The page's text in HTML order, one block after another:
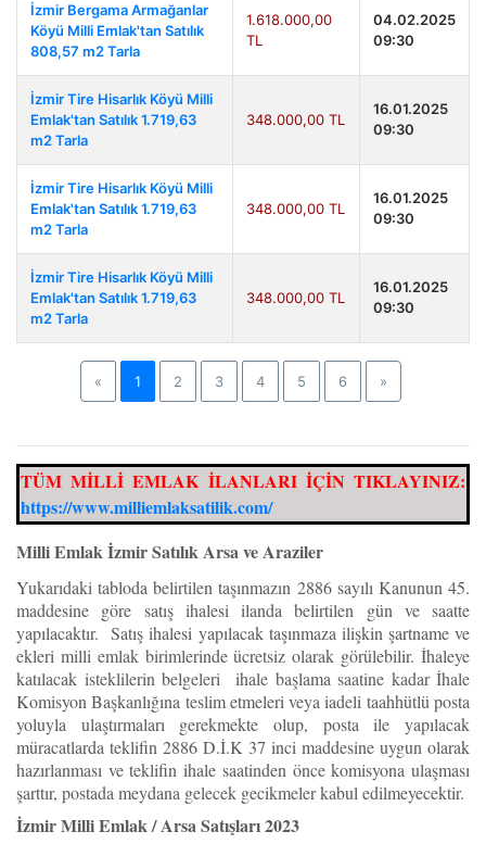
İzmir Bergama Armağanlar
Köyü Milli Emlak'tan Satılık
808,57 m2 Tarla
1.618.000,00
TL
04.02.2025
09:30
İzmir Tire Hisarlık Köyü Milli
Emlak'tan Satılık 1.719,63
m2 Tarla
348.000,00 TL
16.01.2025
09:30
İzmir Tire Hisarlık Köyü Milli
Emlak'tan Satılık 1.719,63
m2 Tarla
348.000,00 TL
16.01.2025
09:30
İzmir Tire Hisarlık Köyü Milli
Emlak'tan Satılık 1.719,63
m2 Tarla
348.000,00 TL
16.01.2025
09:30
«Previous
1 2 3 4 5 6 »Next
TÜM MİLLİ EMLAK İLANLARI İÇİN TIKLAYINIZ:
https://www.milliemlaksatilik.com/
Milli Emlak İzmir Satılık Arsa ve Araziler
Yukarıdaki tabloda belirtilen taşınmazın 2886 sayılı Kanunun 45.
maddesine göre satış ihalesi ilanda belirtilen gün ve saatte
yapılacaktır. Satış ihalesi yapılacak taşınmaza ilişkin şartname ve
ekleri milli emlak birimlerinde ücretsiz olarak görülebilir. İhaleye
katılacak isteklilerin belgeleri ihale başlama saatine kadar İhale
Komisyon Başkanlığına teslim etmeleri veya iadeli taahhütlü posta
yoluyla ulaştırmaları gerekmekte olup, posta ile yapılacak
müracatlarda teklifin 2886 D.İ.K 37 inci maddesine uygun olarak
hazırlanması ve teklifin ihale saatinden önce komisyona ulaşması
şarttır, postada meydana gelecek gecikmeler kabul edilmeyecektir.
İzmir Milli Emlak / Arsa Satışları 2023